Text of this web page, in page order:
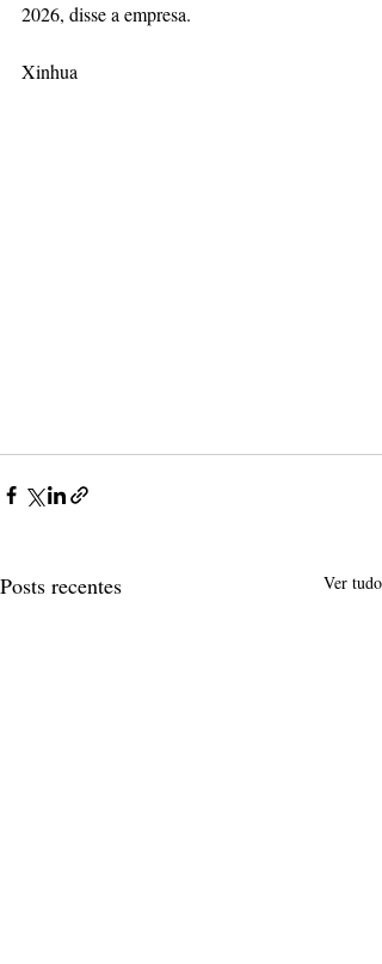
2026, disse a empresa.
Xinhua
Posts recentes Ver tudo